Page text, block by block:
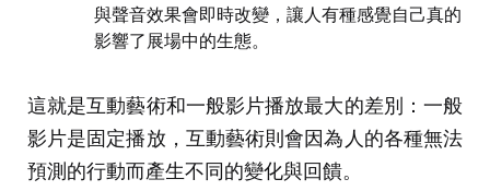
與聲音效果會即時改變，讓人有種感覺自己真的
影響了展場中的生態。
這就是互動藝術和一般影片播放最大的差別：一般
影片是固定播放，互動藝術則會因為人的各種無法
預測的行動而產生不同的變化與回饋。